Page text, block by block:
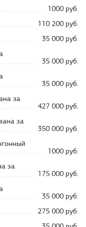
1000 руб.
110 200 руб.
35 000 руб.
35 000 руб.
35 000 руб.
за
427 000 руб.
за
350 000 руб.
1000 руб.
за
175 000 руб.
35 000 руб.
275 000 руб.